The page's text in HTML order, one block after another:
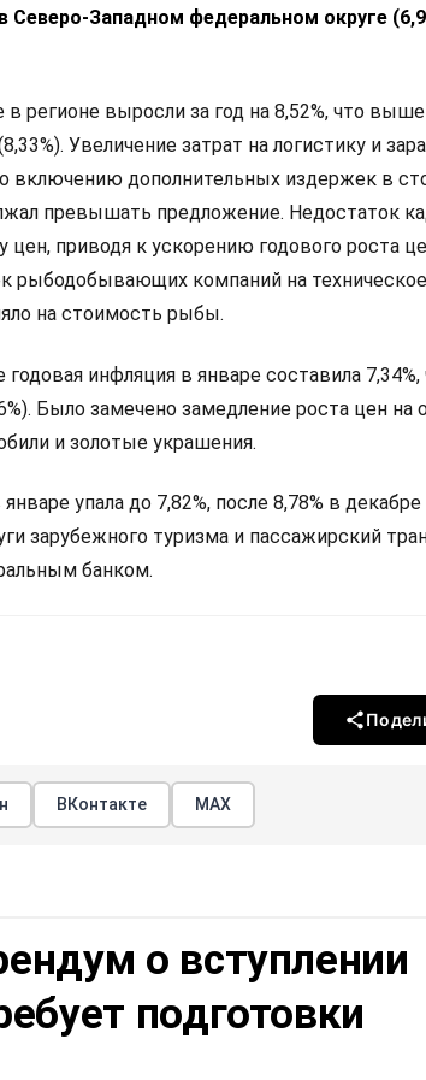
Северо-Западном федеральном округе
регионе выросли за год на 8,52%, что выше
Увеличение затрат на логистику и
включению дополнительных издержек в
превышать предложение. Недостаток
цен, приводя к ускорению годового роста
рыбодобывающих компаний на техническое
на стоимость рыбы.
инфляция в январе составила
Было замечено замедление роста цен на
и золотые украшения.
упала до 7,82%, после 8,78% в декабре
зарубежного туризма и пассажирский
банком.
ВКонтакте МАХ
о вступлении
подготовки